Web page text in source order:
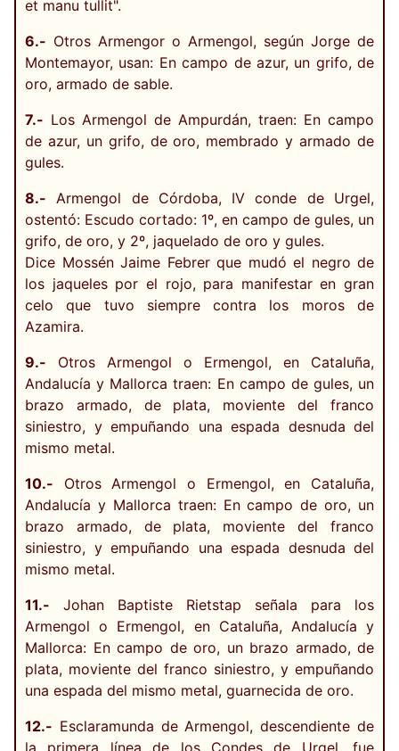
et manu tullit".
6.- Otros Armengor o Armengol, según Jorge de
Montemayor, usan: En campo de azur, un grifo, de
oro, armado de sable.
7.- Los Armengol de Ampurdán, traen: En campo
de azur, un grifo, de oro, membrado y armado de
gules.
8.- Armengol de Córdoba, IV conde de Urgel,
ostentó: Escudo cortado: 1º, en campo de gules, un
grifo, de oro, y 2º, jaquelado de oro y gules.
Dice Mossén Jaime Febrer que mudó el negro de
los jaqueles por el rojo, para manifestar en gran
celo que tuvo siempre contra los moros de
Azamira.
9.- Otros Armengol o Ermengol, en Cataluña,
Andalucía y Mallorca traen: En campo de gules, un
brazo armado, de plata, moviente del franco
siniestro, y empuñando una espada desnuda del
mismo metal.
10.- Otros Armengol o Ermengol, en Cataluña,
Andalucía y Mallorca traen: En campo de oro, un
brazo armado, de plata, moviente del franco
siniestro, y empuñando una espada desnuda del
mismo metal.
11.- Johan Baptiste Rietstap señala para los
Armengol o Ermengol, en Cataluña, Andalucía y
Mallorca: En campo de oro, un brazo armado, de
plata, moviente del franco siniestro, y empuñando
una espada del mismo metal, guarnecida de oro.
12.- Esclaramunda de Armengol, descendiente de
la primera línea de los Condes de Urgel, fue